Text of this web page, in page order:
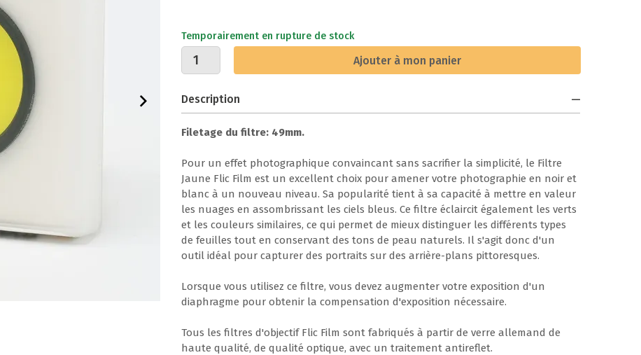
Temporairement en rupture de stock
Ajouter à mon panier
Description
Filetage du filtre: 49mm.
Pour un effet photographique convaincant sans sacrifier la simplicité, le Filtre
Jaune Flic Film est un excellent choix pour amener votre photographie en noir et
blanc à un nouveau niveau. Sa popularité tient à sa capacité à mettre en valeur
les nuages en assombrissant les ciels bleus. Ce filtre éclaircit également les verts
et les couleurs similaires, ce qui permet de mieux distinguer les différents types
de feuilles tout en conservant des tons de peau naturels. Il s'agit donc d'un
outil idéal pour capturer des portraits sur des arrière-plans pittoresques.
Lorsque vous utilisez ce filtre, vous devez augmenter votre exposition d'un
diaphragme pour obtenir la compensation d'exposition nécessaire.
Tous les filtres d'objectif Flic Film sont fabriqués à partir de verre allemand de
haute qualité, de qualité optique, avec un traitement antireflet.